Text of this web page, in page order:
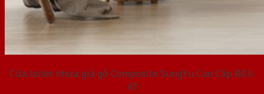
Cửa toilet nhựa giả gỗ Composite SungYu Cao Cấp B03-
43